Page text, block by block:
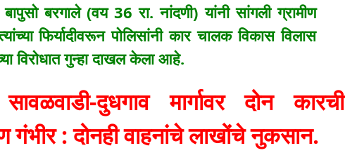
बरगाले (वय 36 रा. नांदणी) यांनी सांगली ग्रामीण
फिर्यादीवरून पोलिसांनी कार चालक विकास विलास
विरोधात गुन्हा दाखल केला आहे.
दुधगाव मार्गावर दोन कारची
: दोनही वाहनांचे लाखोंचे नुकसान.